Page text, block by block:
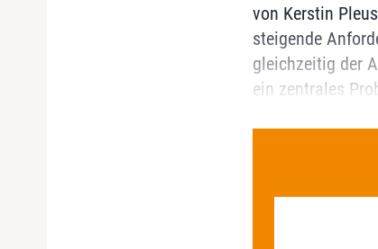
von Kerstin
steigende
gleichzeitig der
ein zentrales